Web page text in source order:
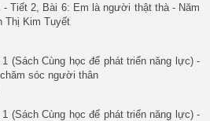
Tiết 2, Bài 6: Em là người thật thà - Năm
Thị Kim Tuyết
(Sách Cùng học để phát triển năng lực) -
sóc người thân
(Sách Cùng học để phát triển năng lực) -